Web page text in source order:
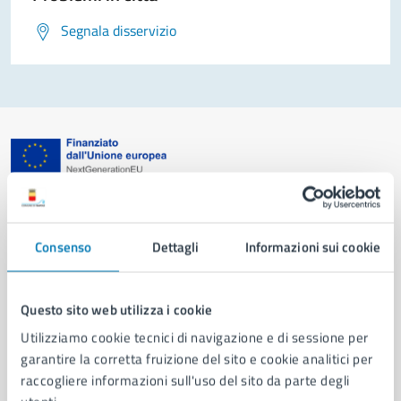
Consenso Dettagli Informazioni sui cookie
Questo sito web utilizza i cookie
Utilizziamo cookie tecnici di navigazione e di sessione per
garantire la corretta fruizione del sito e cookie analitici per
raccogliere informazioni sull'uso del sito da parte degli
Segnala disservizio
Organi di governo
Municipalità
Uffici
Enti e fondazioni
Politici